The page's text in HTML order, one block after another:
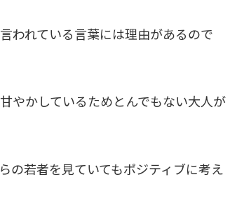
われている言葉には理由があるので
やかしているためとんでもない大人が
の若者を見ていてもポジティブに考え